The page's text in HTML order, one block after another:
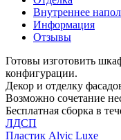
Внутреннее
Информация
Отзывы
Готовы изготовить
конфигурации.
Декор и отделку
Возможно сочетание
Бесплатная сборка в
ЛДСП
Пластик Alvic Luxe